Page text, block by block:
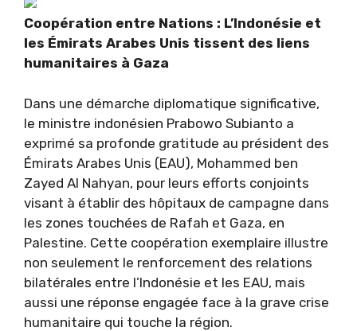
Coopération entre Nations : L’Indonésie et
les Émirats Arabes Unis tissent des liens
humanitaires à Gaza
Dans une démarche diplomatique significative,
le ministre indonésien Prabowo Subianto a
exprimé sa profonde gratitude au président des
Émirats Arabes Unis (EAU), Mohammed ben
Zayed Al Nahyan, pour leurs efforts conjoints
visant à établir des hôpitaux de campagne dans
les zones touchées de Rafah et Gaza, en
Palestine. Cette coopération exemplaire illustre
non seulement le renforcement des relations
bilatérales entre l’Indonésie et les EAU, mais
aussi une réponse engagée face à la grave crise
humanitaire qui touche la région.